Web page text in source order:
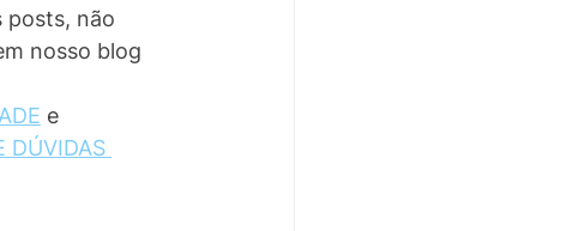
posts, não
nosso blog
e
DÚVIDAS